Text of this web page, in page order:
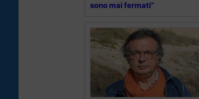
sono mai fermati”